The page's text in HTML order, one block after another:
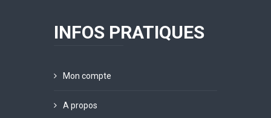
INFOS PRATIQUES
Mon compte
A propos